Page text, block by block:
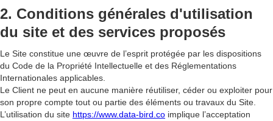
2. Conditions générales d'utilisation
du site et des services proposés
Le Site constitue une œuvre de l’esprit protégée par les dispositions
du Code de la Propriété Intellectuelle et des Réglementations
Internationales applicables.
Le Client ne peut en aucune manière réutiliser, céder ou exploiter pour
son propre compte tout ou partie des éléments ou travaux du Site.
L’utilisation du site https://www.data-bird.co implique l’acceptation